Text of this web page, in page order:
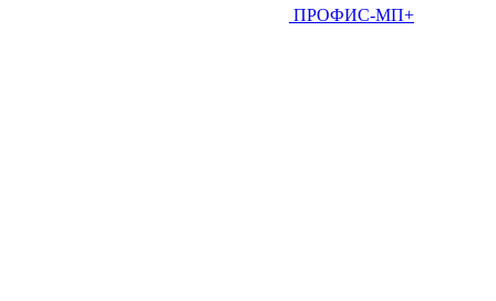
ПРОФИС-МП+